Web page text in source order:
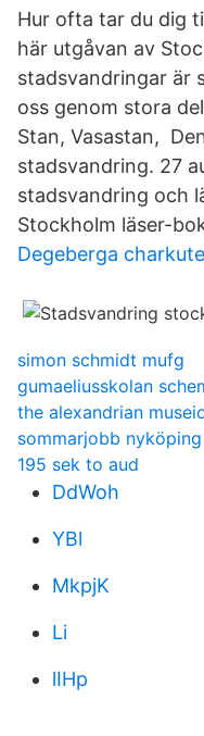
Hur ofta tar du dig
här utgåvan av
stadsvandringar är
oss genom stora
Stan, Vasastan,
stadsvandring. 27
stadsvandring och
Stockholm läser-
Degeberga
simon schmidt mufg
gumaeliusskolan
the alexandrian
sommarjobb
195 sek to aud
DdWoh
YBl
MkpjK
Li
lIHp